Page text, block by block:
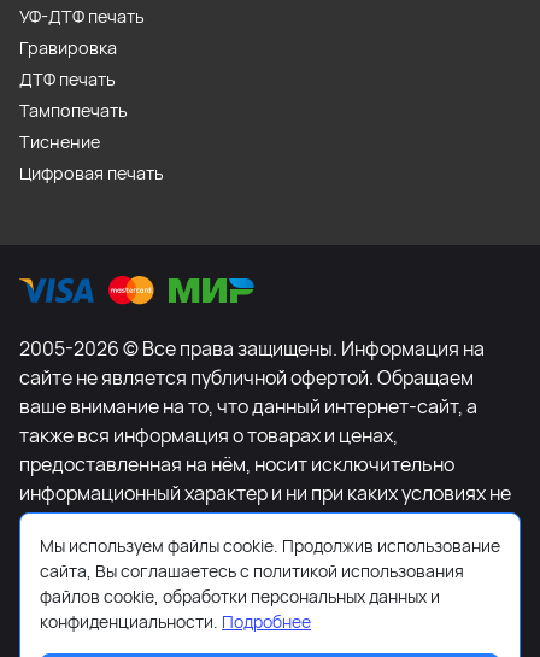
УФ-ДТФ печать
Гравировка
ДТФ печать
Тампопечать
Тиснение
Цифровая печать
2005-2026 © Все права защищены. Информация на
сайте не является публичной офертой. Обращаем
ваше внимание на то, что данный интернет-сайт, а
также вся информация о товарах и ценах,
предоставленная на нём, носит исключительно
информационный характер и ни при каких условиях не
является публичной офертой, определяемой
положениями Статьи 437 Гражданского кодекса
Российской Федерации. Для получения подробной
информации о наличии и стоимости указанных
товаров и (или) услуг, пожалуйста, обращайтесь к
Мы используем файлы cookie. Продолжив использование
сайта, Вы соглашаетесь с политикой использования
файлов cookie, обработки персональных данных и
конфиденциальности. Подробнее